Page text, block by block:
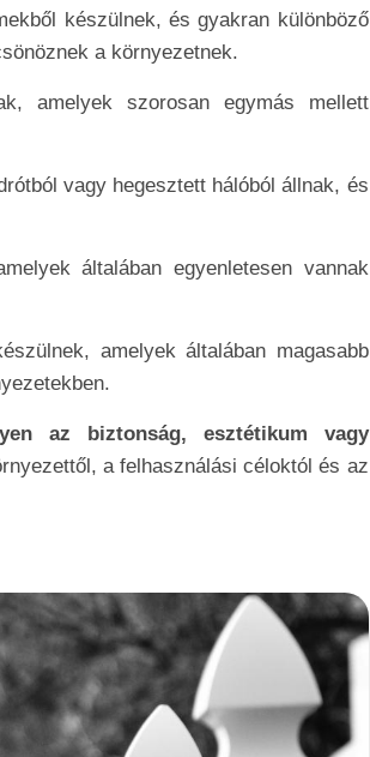
készülnek, és gyakran különböző
a környezetnek.
amelyek szorosan egymás mellett
vagy hegesztett hálóból állnak, és
általában egyenletesen vannak
amelyek általában magasabb
az biztonság, esztétikum vagy
a felhasználási céloktól és az